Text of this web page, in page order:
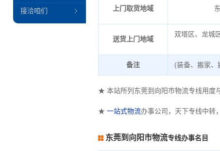
上门取货地域
送货上门地域
双塔区、龙城
备注 (装备、搬家、
★ 本站所列东莞到向阳市物流专线用度
★ 一站式物流办事公司，天下专线中转
东莞到向阳市物流专线办事名目
接洽咱们